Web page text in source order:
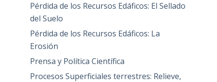
Pérdida de los Recursos Edáficos: El Sellado
del Suelo
Pérdida de los Recursos Edáficos: La
Erosión
Prensa y Política Científica
Procesos Superficiales terrestres: Relieve,